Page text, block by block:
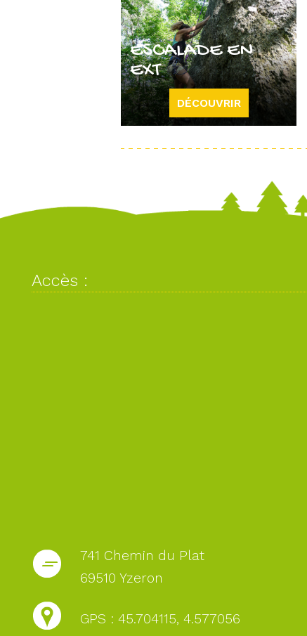
ESCALADE EN
EXT
DÉCOUVRIR
Accès :
741 Chemin du Plat
69510 Yzeron
GPS : 45.704115, 4.577056